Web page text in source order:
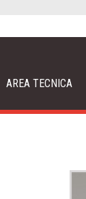
AREA TECNICA